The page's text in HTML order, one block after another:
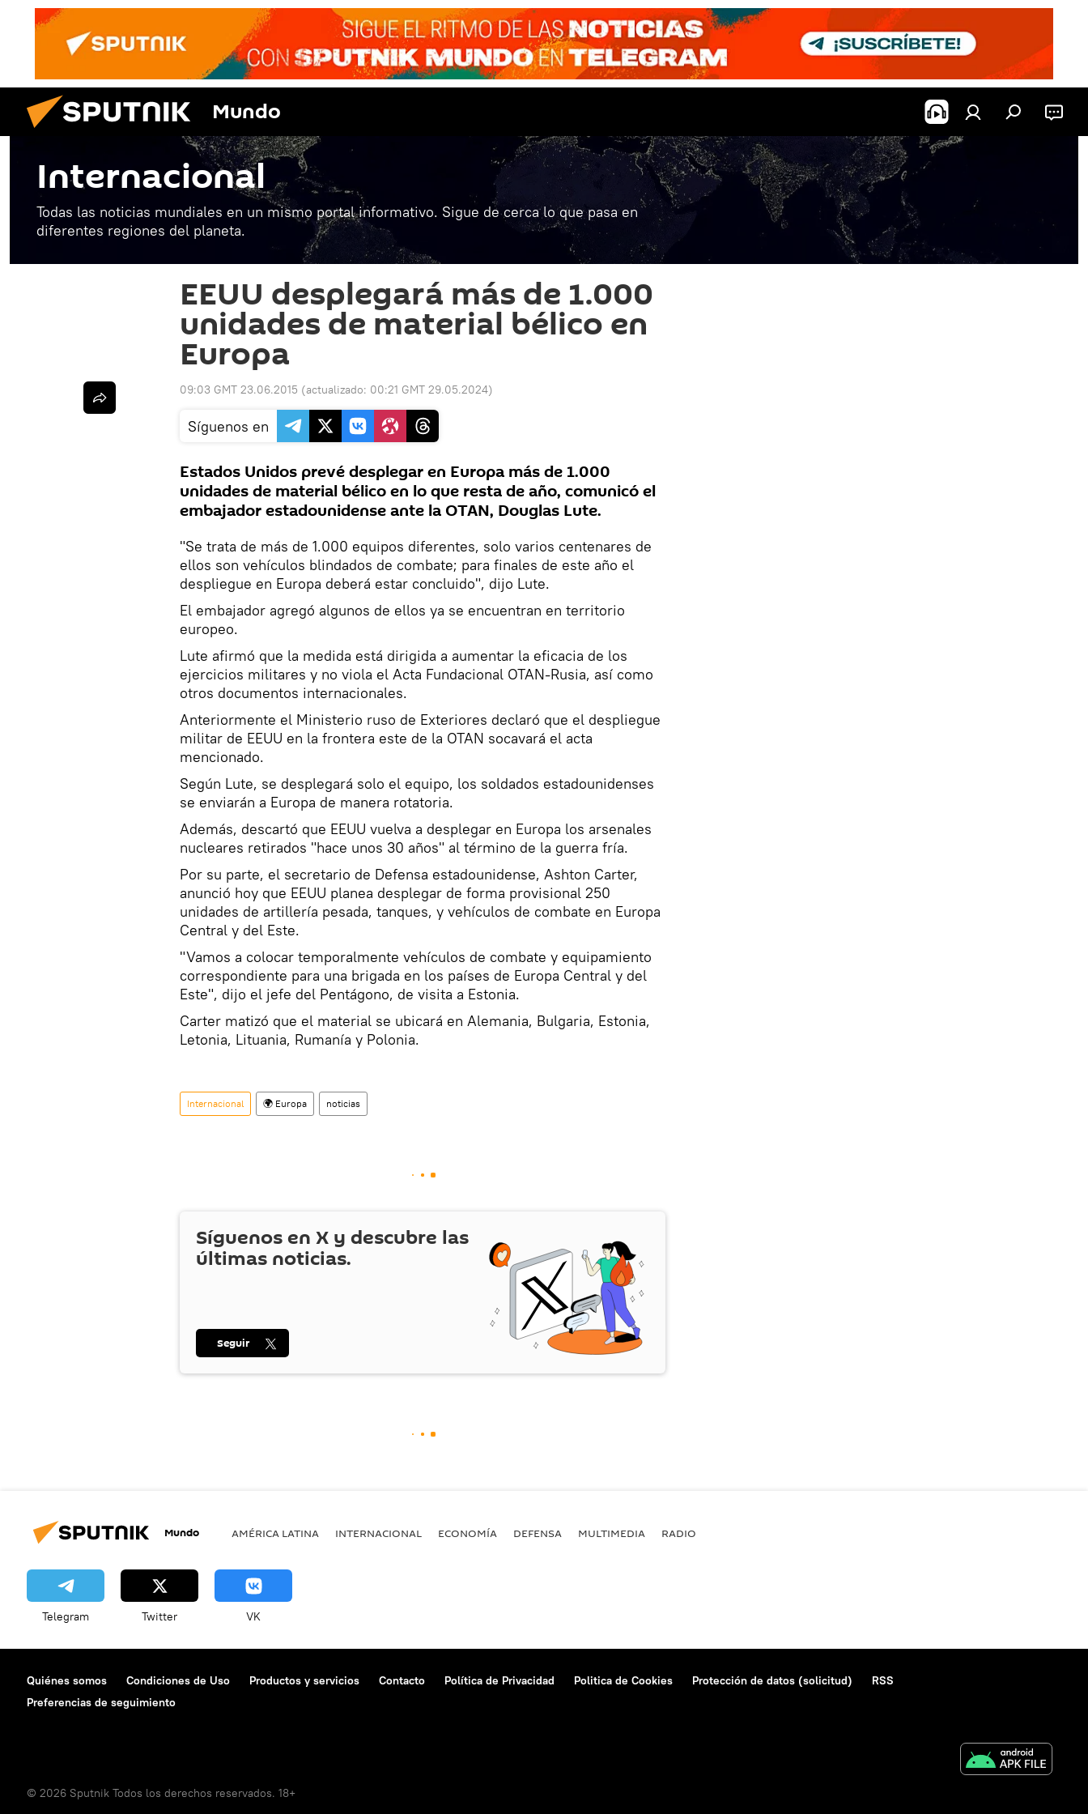
Mundo
Internacional
Todas las noticias mundiales en un mismo portal informativo. Sigue de cerca lo que pasa en
diferentes regiones del planeta.
EEUU desplegará más de 1.000
unidades de material bélico en
Europa
09:03 GMT 23.06.2015 (actualizado: 00:21 GMT 29.05.2024)
Síguenos en
Estados Unidos prevé desplegar en Europa más de 1.000
unidades de material bélico en lo que resta de año, comunicó el
embajador estadounidense ante la OTAN, Douglas Lute.
"Se trata de más de 1.000 equipos diferentes, solo varios centenares de
ellos son vehículos blindados de combate; para finales de este año el
despliegue en Europa deberá estar concluido", dijo Lute.
El embajador agregó algunos de ellos ya se encuentran en territorio
europeo.
Lute afirmó que la medida está dirigida a aumentar la eficacia de los
ejercicios militares y no viola el Acta Fundacional OTAN-Rusia, así como
otros documentos internacionales.
Anteriormente el Ministerio ruso de Exteriores declaró que el despliegue
militar de EEUU en la frontera este de la OTAN socavará el acta
mencionado.
Según Lute, se desplegará solo el equipo, los soldados estadounidenses
se enviarán a Europa de manera rotatoria.
Además, descartó que EEUU vuelva a desplegar en Europa los arsenales
nucleares retirados "hace unos 30 años" al término de la guerra fría.
Por su parte, el secretario de Defensa estadounidense, Ashton Carter,
anunció hoy que EEUU planea desplegar de forma provisional 250
unidades de artillería pesada, tanques, y vehículos de combate en Europa
Central y del Este.
"Vamos a colocar temporalmente vehículos de combate y equipamiento
correspondiente para una brigada en los países de Europa Central y del
Este", dijo el jefe del Pentágono, de visita a Estonia.
Carter matizó que el material se ubicará en Alemania, Bulgaria, Estonia,
Letonia, Lituania, Rumanía y Polonia.
Internacional 🌍 Europa noticias
Síguenos en X y descubre las
últimas noticias.
Seguir
Mundo AMÉRICA LATINA INTERNACIONAL ECONOMÍA DEFENSA MULTIMEDIA RADIO
Telegram Twitter VK
Quiénes somos Condiciones de Uso Productos y servicios Contacto Política de Privacidad Politica de Cookies Protección de datos (solicitud)
RSS
Preferencias de seguimiento
© 2026 Sputnik Todos los derechos reservados. 18+